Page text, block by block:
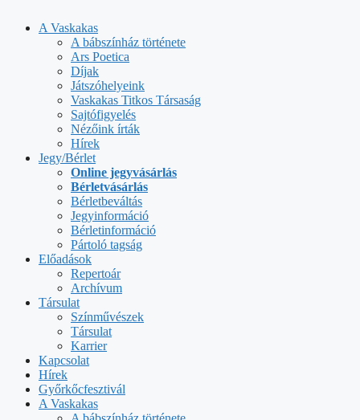
tartalomba
A Vaskakas
A bábszínház története
Ars Poetica
Díjak
Játszóhelyeink
Vaskakas Titkos Társaság
Sajtófigyelés
Nézőink írták
Hírek
Jegy/Bérlet
Online jegyvásárlás
Bérletvásárlás
Bérletbeváltás
Jegyinformáció
Bérletinformáció
Pártoló tagság
Előadások
Repertoár
Archívum
Társulat
Színművészek
Társulat
Karrier
Kapcsolat
Hírek
Győrkőcfesztivál
A Vaskakas